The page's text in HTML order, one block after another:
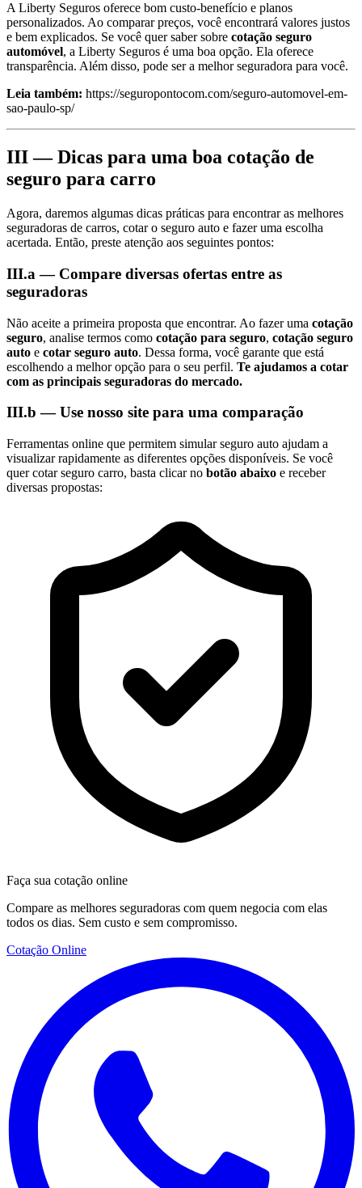
A Liberty Seguros oferece bom custo-benefício e planos
personalizados. Ao comparar preços, você encontrará valores justos
e bem explicados. Se você quer saber sobre cotação seguro
automóvel, a Liberty Seguros é uma boa opção. Ela oferece
transparência. Além disso, pode ser a melhor seguradora para você.
Leia também: https://seguropontocom.com/seguro-automovel-em-
sao-paulo-sp/
III — Dicas para uma boa cotação de
seguro para carro
Agora, daremos algumas dicas práticas para encontrar as melhores
seguradoras de carros, cotar o seguro auto e fazer uma escolha
acertada. Então, preste atenção aos seguintes pontos:
III.a — Compare diversas ofertas entre as
seguradoras
Não aceite a primeira proposta que encontrar. Ao fazer uma cotação
seguro, analise termos como cotação para seguro, cotação seguro
auto e cotar seguro auto. Dessa forma, você garante que está
escolhendo a melhor opção para o seu perfil. Te ajudamos a cotar
com as principais seguradoras do mercado.
III.b — Use nosso site para uma comparação
Ferramentas online que permitem simular seguro auto ajudam a
visualizar rapidamente as diferentes opções disponíveis. Se você
quer cotar seguro carro, basta clicar no botão abaixo e receber
diversas propostas:
Faça sua cotação online
Compare as melhores seguradoras com quem negocia com elas
todos os dias. Sem custo e sem compromisso.
Cotação Online